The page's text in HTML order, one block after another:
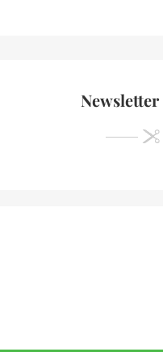
Newsletter